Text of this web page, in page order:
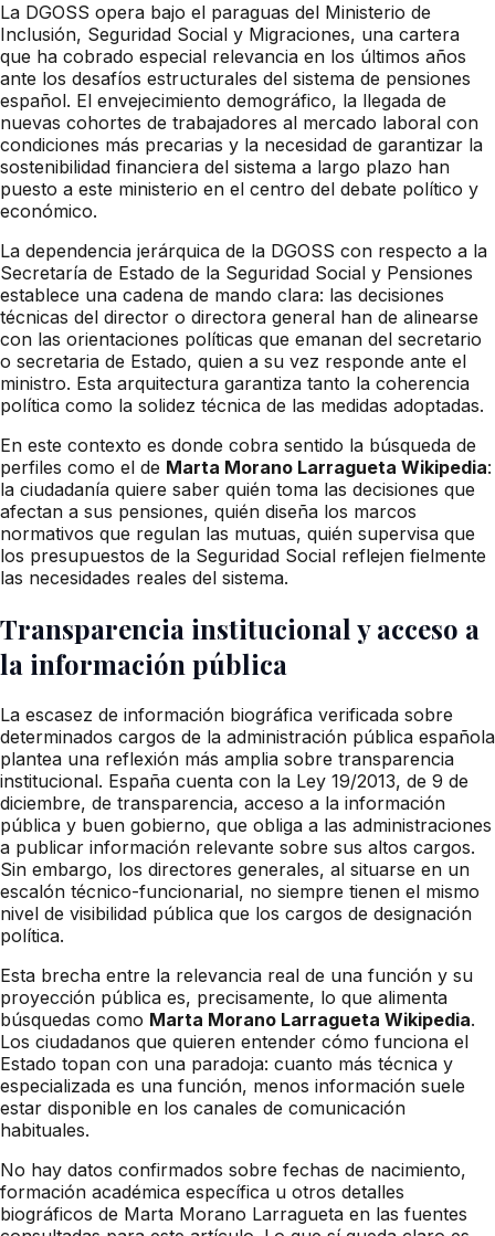
La DGOSS opera bajo el paraguas del Ministerio de
Inclusión, Seguridad Social y Migraciones, una cartera
que ha cobrado especial relevancia en los últimos años
ante los desafíos estructurales del sistema de pensiones
español. El envejecimiento demográfico, la llegada de
nuevas cohortes de trabajadores al mercado laboral con
condiciones más precarias y la necesidad de garantizar la
sostenibilidad financiera del sistema a largo plazo han
puesto a este ministerio en el centro del debate político y
económico.
La dependencia jerárquica de la DGOSS con respecto a la
Secretaría de Estado de la Seguridad Social y Pensiones
establece una cadena de mando clara: las decisiones
técnicas del director o directora general han de alinearse
con las orientaciones políticas que emanan del secretario
o secretaria de Estado, quien a su vez responde ante el
ministro. Esta arquitectura garantiza tanto la coherencia
política como la solidez técnica de las medidas adoptadas.
En este contexto es donde cobra sentido la búsqueda de
perfiles como el de Marta Morano Larragueta Wikipedia:
la ciudadanía quiere saber quién toma las decisiones que
afectan a sus pensiones, quién diseña los marcos
normativos que regulan las mutuas, quién supervisa que
los presupuestos de la Seguridad Social reflejen fielmente
las necesidades reales del sistema.
Transparencia institucional y acceso a
la información pública
La escasez de información biográfica verificada sobre
determinados cargos de la administración pública española
plantea una reflexión más amplia sobre transparencia
institucional. España cuenta con la Ley 19/2013, de 9 de
diciembre, de transparencia, acceso a la información
pública y buen gobierno, que obliga a las administraciones
a publicar información relevante sobre sus altos cargos.
Sin embargo, los directores generales, al situarse en un
escalón técnico-funcionarial, no siempre tienen el mismo
nivel de visibilidad pública que los cargos de designación
política.
Esta brecha entre la relevancia real de una función y su
proyección pública es, precisamente, lo que alimenta
búsquedas como Marta Morano Larragueta Wikipedia.
Los ciudadanos que quieren entender cómo funciona el
Estado topan con una paradoja: cuanto más técnica y
especializada es una función, menos información suele
estar disponible en los canales de comunicación
habituales.
No hay datos confirmados sobre fechas de nacimiento,
formación académica específica u otros detalles
biográficos de Marta Morano Larragueta en las fuentes